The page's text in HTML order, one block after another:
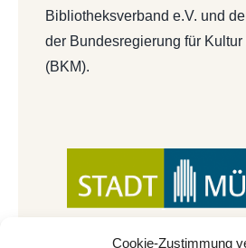
Cookie-Zustimmung
Bibliotheksverband e.V. und
der Bundesregierung für
(BKM).